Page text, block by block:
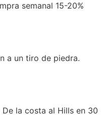
semanal 15-20%
a un tiro de piedra.
la costa al Hills en 30